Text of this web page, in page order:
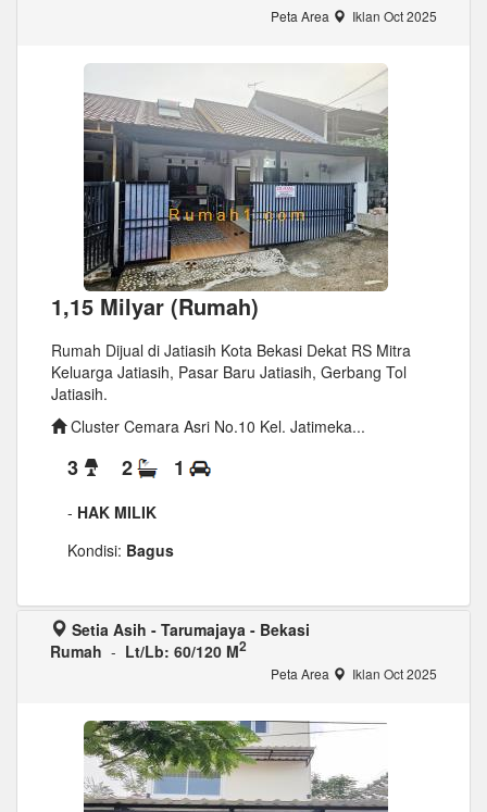
Peta Area Iklan Oct 2025
1,15 Milyar (Rumah)
Rumah Dijual di Jatiasih Kota Bekasi Dekat RS Mitra
Keluarga Jatiasih, Pasar Baru Jatiasih, Gerbang Tol
Jatiasih.
Cluster Cemara Asri No.10 Kel. Jatimeka...
3 2 1
- HAK MILIK
Kondisi: Bagus
Setia Asih - Tarumajaya - Bekasi
Rumah - Lt/Lb: 60/120 M2
Peta Area Iklan Oct 2025